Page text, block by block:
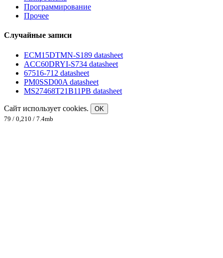
Программирование
Прочее
Случайные записи
ECM15DTMN-S189 datasheet
ACC60DRYI-S734 datasheet
67516-712 datasheet
PM0SSD00A datasheet
MS27468T21B11PB datasheet
Сайт использует cookies.
OK
79 / 0,210 / 7.4mb